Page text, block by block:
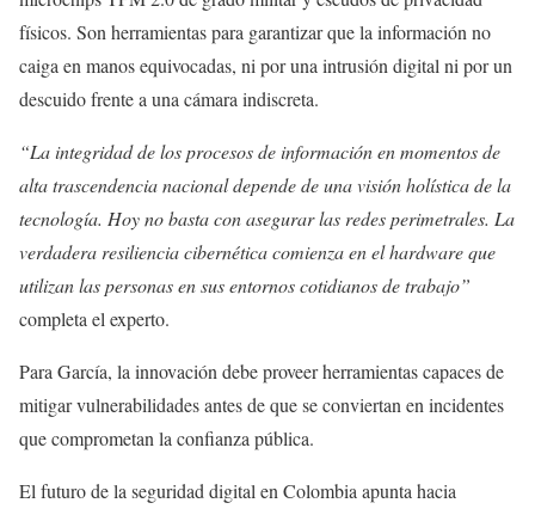
físicos. Son herramientas para garantizar que la información no
caiga en manos equivocadas, ni por una intrusión digital ni por un
descuido frente a una cámara indiscreta.
“La integridad de los procesos de información en momentos de
alta trascendencia nacional depende de una visión holística de la
tecnología. Hoy no basta con asegurar las redes perimetrales. La
verdadera resiliencia cibernética comienza en el hardware que
utilizan las personas en sus entornos cotidianos de trabajo”
completa el experto.
Para García, la innovación debe proveer herramientas capaces de
mitigar vulnerabilidades antes de que se conviertan en incidentes
que comprometan la confianza pública.
El futuro de la seguridad digital en Colombia apunta hacia